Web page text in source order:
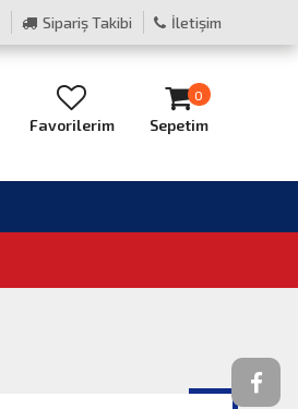
Sipariş Takibi İletişim
Favorilerim Sepetim
0